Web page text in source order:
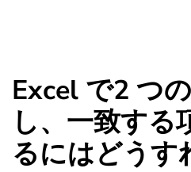
Excel で2 つ
し、一致する
るにはどうす